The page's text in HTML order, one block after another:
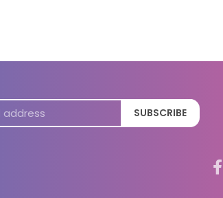
SUBSCRIBE